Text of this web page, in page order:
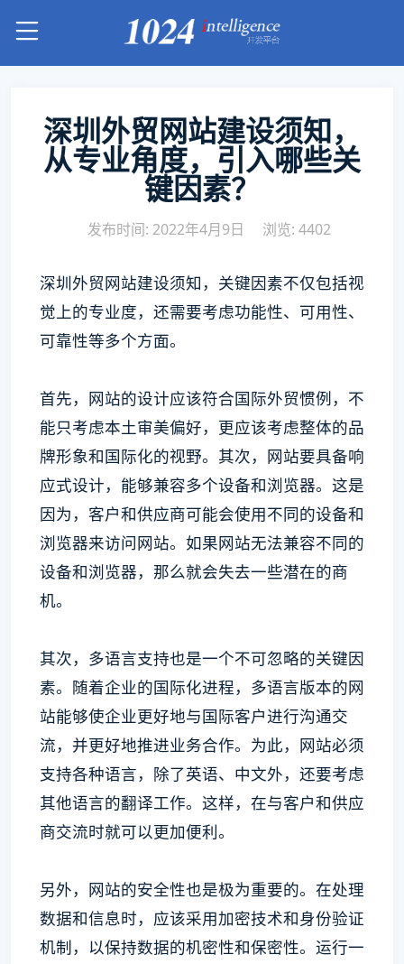
深圳外贸网站建设须知，
从专业角度，引入哪些关
键因素？
发布时间: 2022年4月9日 浏览: 4402
深圳外贸网站建设须知，关键因素不仅包括视
觉上的专业度，还需要考虑功能性、可用性、
可靠性等多个方面。
首先，网站的设计应该符合国际外贸惯例，不
能只考虑本土审美偏好，更应该考虑整体的品
牌形象和国际化的视野。其次，网站要具备响
应式设计，能够兼容多个设备和浏览器。这是
因为，客户和供应商可能会使用不同的设备和
浏览器来访问网站。如果网站无法兼容不同的
设备和浏览器，那么就会失去一些潜在的商
机。
其次，多语言支持也是一个不可忽略的关键因
素。随着企业的国际化进程，多语言版本的网
站能够使企业更好地与国际客户进行沟通交
流，并更好地推进业务合作。为此，网站必须
支持各种语言，除了英语、中文外，还要考虑
其他语言的翻译工作。这样，在与客户和供应
商交流时就可以更加便利。
另外，网站的安全性也是极为重要的。在处理
数据和信息时，应该采用加密技术和身份验证
机制，以保持数据的机密性和保密性。运行一